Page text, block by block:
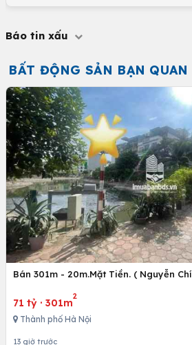
Báo tin xấu
BẤT ĐỘNG SẢN BẠN QUAN
Bán 301m - 20m.Mặt Tiền. ( Nguyễn
71 tỷ · 301m
2
Thành phố Hà Nội
13 giờ trước